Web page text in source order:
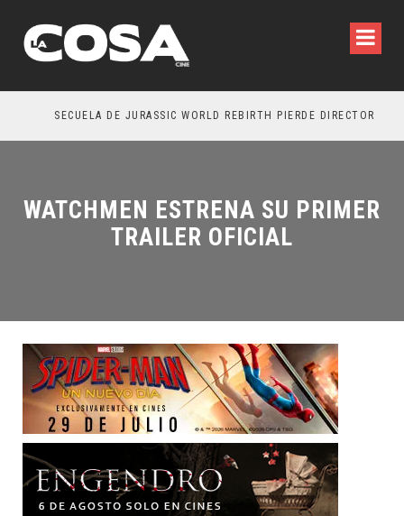
SECUELA DE JURASSIC WORLD REBIRTH PIERDE DIRECTOR
WATCHMEN ESTRENA SU PRIMER
TRAILER OFICIAL